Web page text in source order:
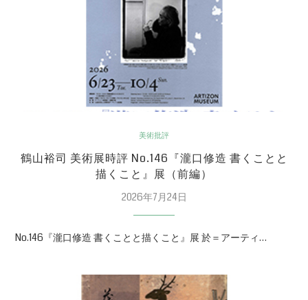
美術批評
鶴山裕司 美術展時評 No.146『瀧口修造 書くことと
描くこと』展（前編）
2026年7月24日
No.146『瀧口修造 書くことと描くこと』展 於＝アーティ…